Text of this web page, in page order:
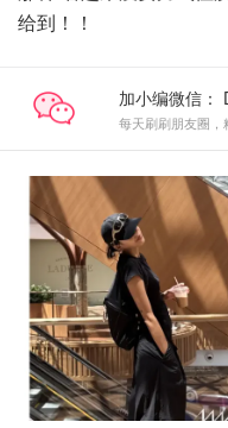
给到！！
加小编微信：
每天刷刷朋友圈